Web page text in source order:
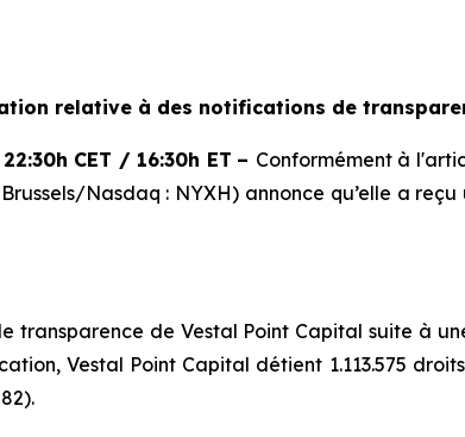
relative à des notifications de
22:30h CET / 16:30h ET – Conformément à
Nasdaq : NYXH) annonce qu’elle a
de Vestal Point Capital suite à
Vestal Point Capital détient 1.113.575